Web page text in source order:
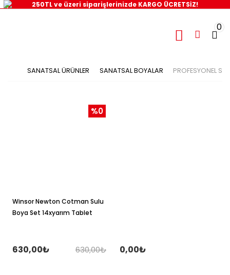
250TL ve üzeri siparişlerinizde KARGO ÜCRETSİZ!
0
SANATSAL ÜRÜNLER SANATSAL BOYALAR PROFESYONEL
Winsor Newton Cotman Sulu
Boya Set 14xyarım Tablet
630,00₺ 630,00₺
%0
0,00₺